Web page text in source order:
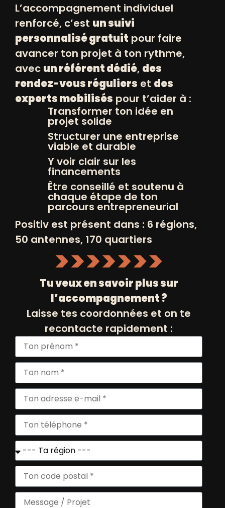
Forum emploi et entrepreneuriat
26/11/2025 de 13h30 à 17h30
7 Avenue de St Paul 13013 Marseille
France
OSE Entreprendre Femmes
09/10/2025 de 17h00 à 22h30
9 La Canebière 13001 Marseille
France
L’accompagnement individuel
renforcé, c’est un suivi
personnalisé gratuit pour faire
avancer ton projet à ton rythme,
avec un référent dédié, des
rendez-vous réguliers et des
experts mobilisés pour t’aider à :
Transformer ton idée en
projet solide
Structurer une entreprise
viable et durable
Y voir clair sur les
financements
Être conseillé et soutenu à
chaque étape de ton
parcours entrepreneurial
Positiv est présent dans : 6 régions,
50 antennes, 170 quartiers
Tu veux en savoir plus sur
l’accompagnement ?
Laisse tes coordonnées et on te
recontacte rapidement :